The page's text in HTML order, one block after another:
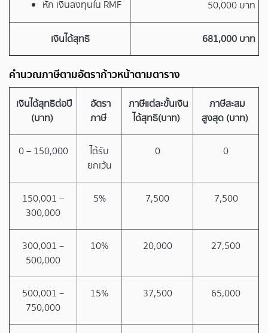
หัก เงินลงทุนใน RMF 50,000 บาท
เงินได้สุทธิ 681,000 บาท
คำนวณภาษีตามอัตราก้าวหน้าตามตาราง
เงินได้สุทธิต่อปี
(บาท)
อัตรา
ภาษี
ภาษีแต่ละขั้นเงิน
ได้สุทธิ(บาท)
ภาษีสะสม
สูงสุด (บาท)
0 – 150,000
ได้รับ
ยกเว้น
0 0
150,001 –
300,000
5% 7,500 7,500
300,001 –
500,000
10% 20,000 27,500
500,001 –
750,000
15% 37,500 65,000